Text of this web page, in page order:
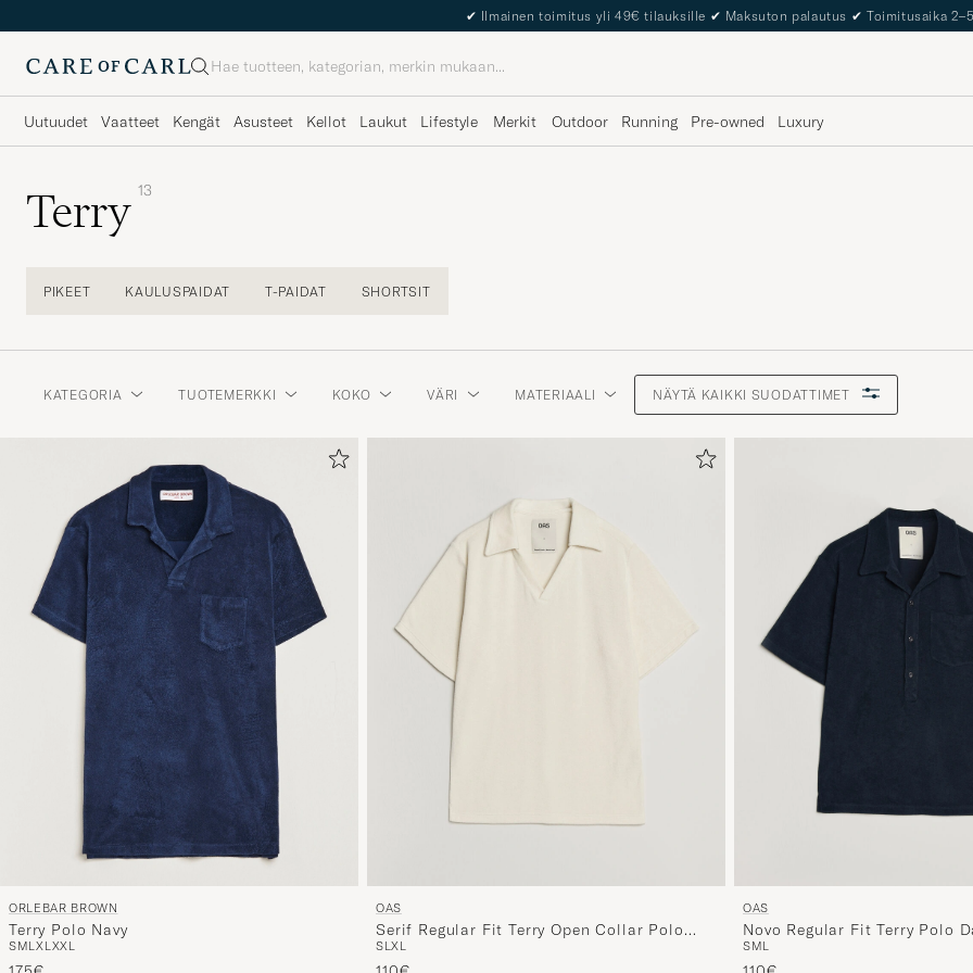
✔ Ilmainen toimitus yli 49€ tilauksille ✔ Maksuton palautus ✔ Toimitusaika
Haku
Uutuudet Vaatteet Kengät Asusteet Kellot Laukut Lifestyle Merkit Outdoor Running Pre-owned Luxury
Terry 13
PIKEET KAULUSPAIDAT T-PAIDAT SHORTSIT
KATEGORIA TUOTEMERKKI KOKO VÄRI MATERIAALI NÄYTÄ KAIKKI SUODATTIMET
ORLEBAR BROWN
Terry Polo Navy
SMLXL XXL
OAS
Serif Regular Fit Terry Open Collar Polo
Ecru
SLXL
OAS
Novo Regular Fit Terry Polo
SML